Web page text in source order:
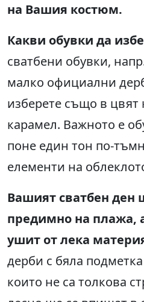
на Вашия костюм.
Какви обувки да
сватбени обувки,
малко официални
изберете също в
карамел. Важното е
поне един тон по-
елементи на
Вашият сватбен ден
предимно на плажа,
ушит от лека
дерби с бяла
които не са толкова